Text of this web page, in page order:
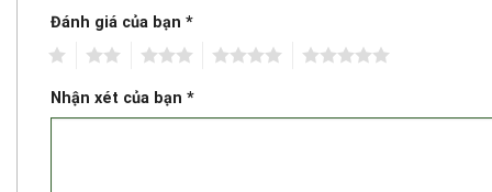
Đánh giá của bạn *
Nhận xét của bạn *